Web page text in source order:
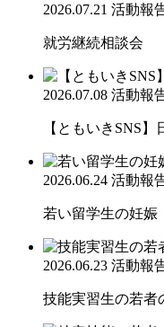
2026.07.21 活動報
就労継続相談会
2026.07.08 活動報
【ともいきSNS
2026.06.24 活動報
若い留学生の妊娠
2026.06.23 活動報
技能実習生の若者